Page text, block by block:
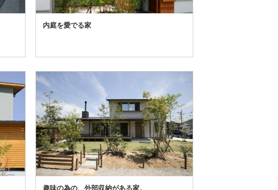
内庭を愛でる家
趣味の為の、外部収納がある家。